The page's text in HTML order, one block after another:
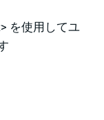
を使用してユ